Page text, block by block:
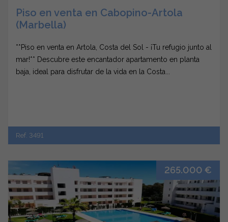
Piso en venta en Cabopino-Artola
(Marbella)
**Piso en venta en Artola, Costa del Sol - ¡Tu refugio junto al
mar!** Descubre este encantador apartamento en planta
baja, ideal para disfrutar de la vida en la Costa...
Ref. 3491
265.000 €